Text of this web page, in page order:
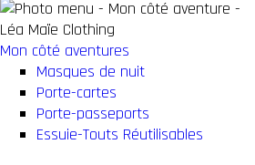
Mon côté aventures
Masques de nuit
Porte-cartes
Porte-passeports
Essuie-Touts Réutilisables